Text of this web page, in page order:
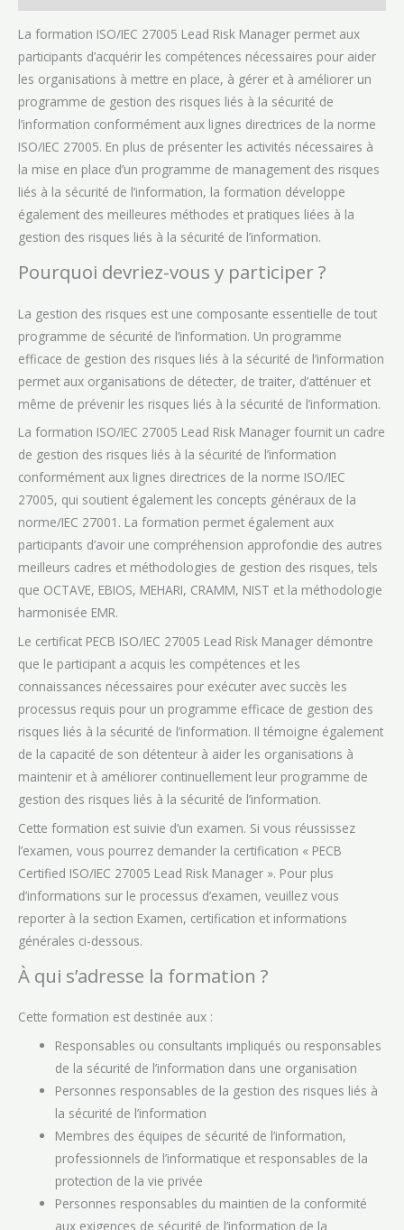
La formation ISO/IEC 27005 Lead Risk Manager permet aux
participants d’acquérir les compétences nécessaires pour aider
les organisations à mettre en place, à gérer et à améliorer un
programme de gestion des risques liés à la sécurité de
l’information conformément aux lignes directrices de la norme
ISO/IEC 27005. En plus de présenter les activités nécessaires à
la mise en place d’un programme de management des risques
liés à la sécurité de l’information, la formation développe
également des meilleures méthodes et pratiques liées à la
gestion des risques liés à la sécurité de l’information.
Pourquoi devriez-vous y participer ?
La gestion des risques est une composante essentielle de tout
programme de sécurité de l’information. Un programme
efficace de gestion des risques liés à la sécurité de l’information
permet aux organisations de détecter, de traiter, d’atténuer et
même de prévenir les risques liés à la sécurité de l’information.
La formation ISO/IEC 27005 Lead Risk Manager fournit un cadre
de gestion des risques liés à la sécurité de l’information
conformément aux lignes directrices de la norme ISO/IEC
27005, qui soutient également les concepts généraux de la
norme/IEC 27001. La formation permet également aux
participants d’avoir une compréhension approfondie des autres
meilleurs cadres et méthodologies de gestion des risques, tels
que OCTAVE, EBIOS, MEHARI, CRAMM, NIST et la méthodologie
harmonisée EMR.
Le certificat PECB ISO/IEC 27005 Lead Risk Manager démontre
que le participant a acquis les compétences et les
connaissances nécessaires pour exécuter avec succès les
processus requis pour un programme efficace de gestion des
risques liés à la sécurité de l’information. Il témoigne également
de la capacité de son détenteur à aider les organisations à
maintenir et à améliorer continuellement leur programme de
gestion des risques liés à la sécurité de l’information.
Cette formation est suivie d’un examen. Si vous réussissez
l’examen, vous pourrez demander la certification « PECB
Certified ISO/IEC 27005 Lead Risk Manager ». Pour plus
d’informations sur le processus d’examen, veuillez vous
reporter à la section Examen, certification et informations
générales ci-dessous.
À qui s’adresse la formation ?
Cette formation est destinée aux :
Responsables ou consultants impliqués ou responsables
de la sécurité de l’information dans une organisation
Personnes responsables de la gestion des risques liés à
la sécurité de l’information
Membres des équipes de sécurité de l’information,
professionnels de l’informatique et responsables de la
protection de la vie privée
Personnes responsables du maintien de la conformité
aux exigences de sécurité de l’information de la